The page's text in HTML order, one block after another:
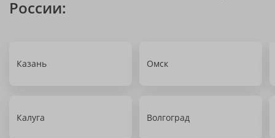
России:
Казань Омск
Калуга Волгоград